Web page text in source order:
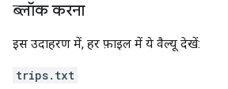
ब्लॉक करना
इस उदाहरण में, हर फ़ाइल में ये वैल्यू देखें:
trips.txt